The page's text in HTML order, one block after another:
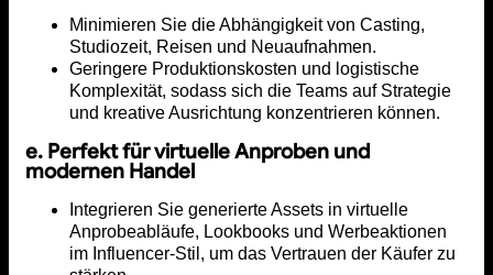
Minimieren Sie die Abhängigkeit von Casting,
Studiozeit, Reisen und Neuaufnahmen.
Geringere Produktionskosten und logistische
Komplexität, sodass sich die Teams auf Strategie
und kreative Ausrichtung konzentrieren können.
e. Perfekt für virtuelle Anproben und
modernen Handel
Integrieren Sie generierte Assets in virtuelle
Anprobeabläufe, Lookbooks und Werbeaktionen
im Influencer-Stil, um das Vertrauen der Käufer zu